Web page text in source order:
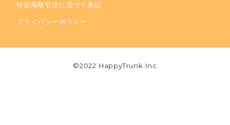
特定商取引法に基づく表記
プライバシーポリシー
©2022 HappyTrunk.Inc